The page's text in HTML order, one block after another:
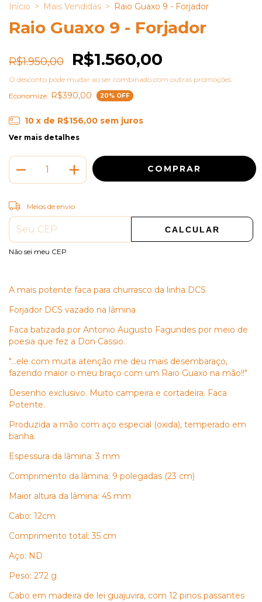
Início > Mais Vendidas > Raio Guaxo 9 - Forjador
Raio Guaxo 9 - Forjador
R$1.950,00 R$1.560,00
O desconto pode mudar ao ser combinado com outras promoções.
Economize: R$390,00 20% OFF
10 x de R$156,00 sem juros
Ver mais detalhes
Entregas para o CEP:
Meios de envio
CALCULAR
Não sei meu CEP
A mais potente faca para churrasco da linha DCS
Forjador DCS vazado na lâmina
Faca batizada por Antonio Augusto Fagundes por meio de
poesia que fez a Don Cassio.
"...ele com muita atenção me deu mais desembaraço,
fazendo maior o meu braço com um Raio Guaxo na mão!!"
Desenho exclusivo. Muito campeira e cortadeira. Faca
Potente.
Produzida a mão com aço especial (oxida), temperado em
banha.
Espessura da lâmina: 3 mm
Comprimento da lâmina: 9 polegadas (23 cm)
Maior altura da lâmina: 45 mm
Cabo: 12cm
Comprimento total: 35 cm
Aço: ND
Peso: 272 g
Cabo em madeira de lei guajuvira, com 12 pinos passantes